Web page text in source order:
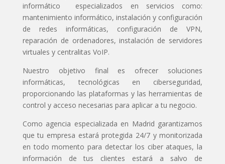
informático especializados en servicios como:
mantenimiento informático, instalación y configuración
de redes informáticas, configuración de VPN,
reparación de ordenadores, instalación de servidores
virtuales y centralitas VoIP.
Nuestro objetivo final es ofrecer soluciones
informáticas, tecnológicas en ciberseguridad,
proporcionando las plataformas y las herramientas de
control y acceso necesarias para aplicar a tu negocio.
Como agencia especializada en Madrid garantizamos
que tu empresa estará protegida 24/7 y monitorizada
en todo momento para detectar los ciber ataques, la
información de tus clientes estará a salvo de